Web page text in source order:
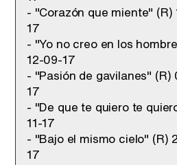
- "Corazón que miente"
17
- "Yo no creo en los
12-09-17
- "Pasión de gavilanes"
17
- "De que te quiero te
11-17
- "Bajo el mismo cielo" (R)
17